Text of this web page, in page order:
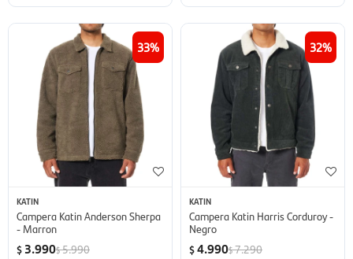
33
KATIN
Campera Katin Anderson Sherpa
- Marron
$ 3.990$5.990
32
KATIN
Campera Katin Harris Corduroy -
Negro
$4.990$7.290